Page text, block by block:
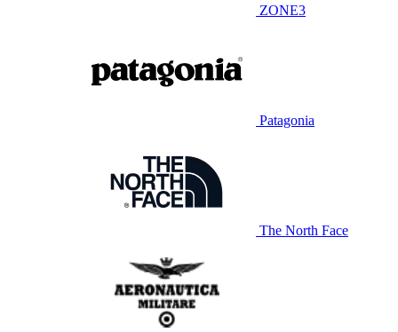
ZONE3
Patagonia
The North Face